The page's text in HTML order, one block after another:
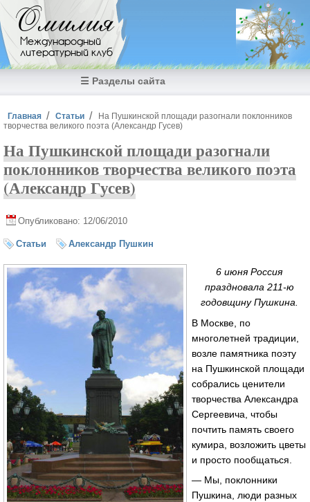
Перейти к основному содержанию
Омилия
Международный
литературный клуб
☰ Разделы сайта
Вы здесь
Главная Статьи
На Пушкинской площади разогнали поклонников
творчества великого поэта (Александр Гусев)
На Пушкинской площади разогнали
поклонников творчества великого поэта
(Александр Гусев)
Опубликовано: 12/06/2010
Статьи Александр Пушкин
6 июня Россия
праздновала 211-ю
годовщину Пушкина.
В Москве, по
многолетней традиции,
возле памятника поэту
на Пушкинской площади
собрались ценители
творчества Александра
Сергеевича, чтобы
почтить память своего
кумира, возложить цветы
и просто пообщаться.
— Мы, поклонники
Пушкина, люди разных